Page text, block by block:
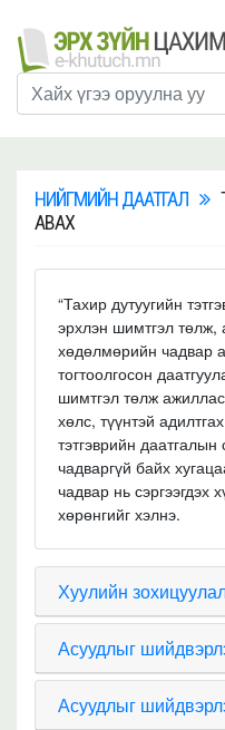
НИЙГМИЙН ДААТГАЛ
АВАХ
“Тахир дутуугийн
эрхлэн шимтгэл
хөдөлмөрийн чадвар
тогтоолгосон
шимтгэл төлж
хөлс, түүнтэй
тэтгэврийн
чадваргүй байх
чадвар нь сэргээгдэх
хөрөнгийг хэлнэ.
Хуулийн
Асуудлыг
Асуудлыг